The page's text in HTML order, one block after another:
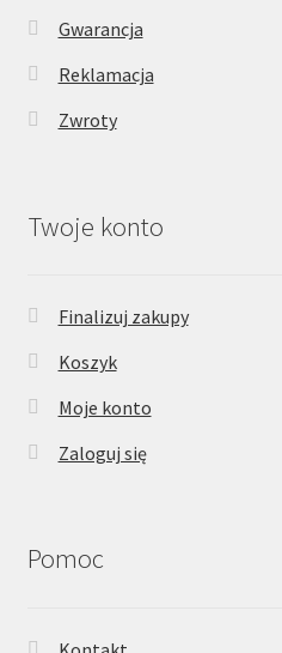
Gwarancja
Reklamacja
Zwroty
Twoje konto
Finalizuj zakupy
Koszyk
Moje konto
Zaloguj się
Pomoc